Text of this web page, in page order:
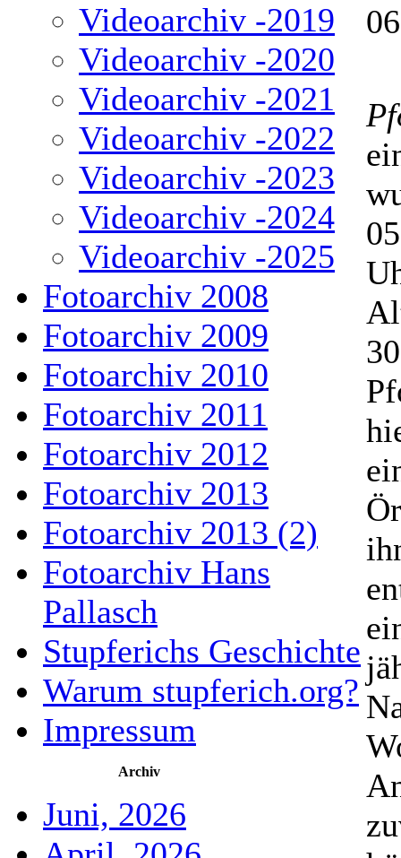
Videoarchiv -2019
Videoarchiv -2020
Videoarchiv -2021
Videoarchiv -2022
Videoarchiv -2023
Videoarchiv -2024
Videoarchiv -2025
Fotoarchiv 2008
Fotoarchiv 2009
Fotoarchiv 2010
Fotoarchiv 2011
Fotoarchiv 2012
Fotoarchiv 2013
Fotoarchiv 2013 (2)
Fotoarchiv Hans
Pallasch
Stupferichs Geschichte
Warum stupferich.org?
Impressum
Archiv
Juni, 2026